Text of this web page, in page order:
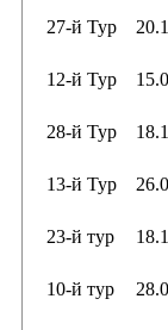
27-й Тур
12-й Тур
28-й Тур
13-й Тур
23-й тур
10-й тур